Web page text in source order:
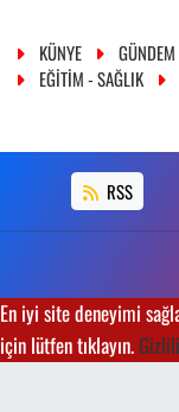
KÜNYE GÜNDEM
EĞİTİM - SAĞLIK
RSS
En iyi site deneyimi
için lütfen tıklayın.